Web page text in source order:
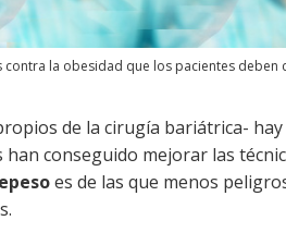
la obesidad que los pacientes deben
de la cirugía bariátrica-
conseguido mejorar las
es de las que menos